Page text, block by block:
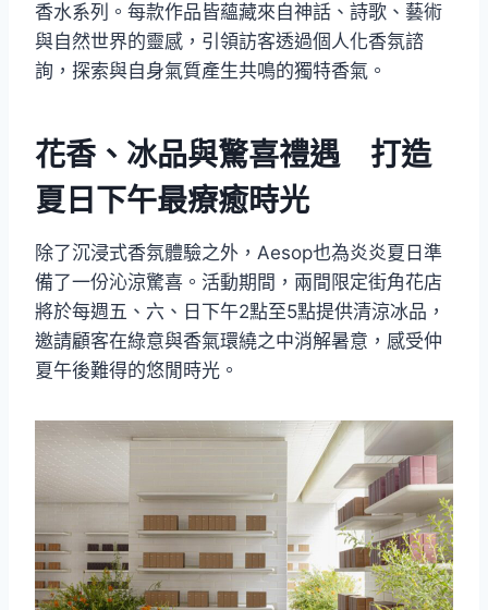
香水系列。每款作品皆蘊藏來自神話、詩歌、藝術
與自然世界的靈感，引領訪客透過個人化香氛諮
詢，探索與自身氣質產生共鳴的獨特香氣。
花香、冰品與驚喜禮遇 打造
夏日下午最療癒時光
除了沉浸式香氛體驗之外，Aesop也為炎炎夏日準
備了一份沁涼驚喜。活動期間，兩間限定街角花店
將於每週五、六、日下午2點至5點提供清涼冰品，
邀請顧客在綠意與香氣環繞之中消解暑意，感受仲
夏午後難得的悠閒時光。